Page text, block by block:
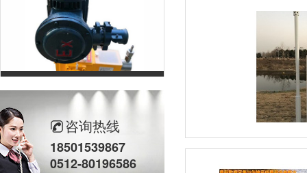
柱塞计量泵(2)
咨询热线
18501539867
0512-80196586